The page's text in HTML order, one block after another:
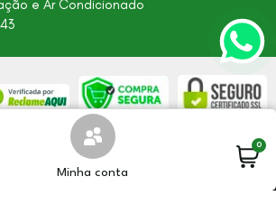
Minha conta
0
e Ar Condicionado
reservados – ARgreen. CNPJ:
24.849.649/0001-40